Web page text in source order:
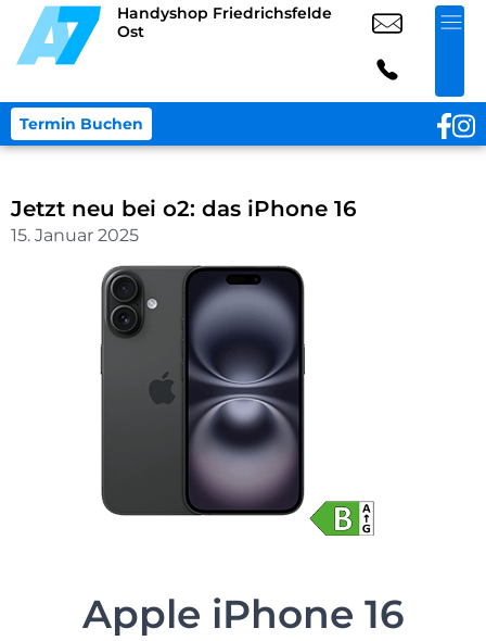
Handyshop Friedrichsfelde
Ost
Termin Buchen
Jetzt neu bei o2: das iPhone 16
15. Januar 2025
Apple iPhone 16